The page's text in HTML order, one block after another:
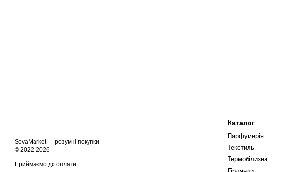
SovaMarket — розумні покупки
© 2022-2026
Приймаємо до оплати
Каталог
Парфумерія
Текстиль
Термобілизна